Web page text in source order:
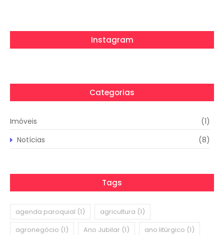
Instagram
Categorias
Imóveis
(1)
Notícias
(8)
Tags
agenda paroquial (1) agricultura (1)
agronegócio (1) Ano Jubilar (1) ano litúrgico (1)